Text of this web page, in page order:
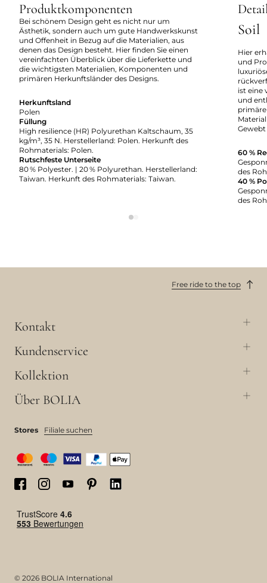
Produktkomponenten
Bei schönem Design geht es nicht nur um
Ästhetik, sondern auch um gute Handwerkskunst
und Offenheit in Bezug auf die Materialien, aus
denen das Design besteht. Hier finden Sie einen
vereinfachten Überblick über die Lieferkette und
die wichtigsten Materialien, Komponenten und
primären Herkunftsländer des Designs.
Herkunftsland
Polen
Füllung
High resilience (HR) Polyurethan Kaltschaum, 35
kg/m³, 35 N. Herstellerland: Polen. Herkunft des
Rohmaterials: Polen.
Rutschfeste Unterseite
80 % Polyester. | 20 % Polyurethan. Herstellerland:
Taiwan. Herkunft des Rohmaterials: Taiwan.
Soil
Hier
und
ist eine
und
60 %
des
40 %
des
Free ride to the top
Kontakt
Kundenservice
Kollektion
Über BOLIA
© 2026 BOLIA International
Stores Filiale suchen